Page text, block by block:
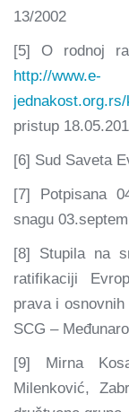
13/2002
[5] O rodnoj
http://www.e-
pristup
[6] Sud Saveta
[7] Potpisana
snagu
[8] Stupila na
ratifikaciji
prava i
SCG –
[9] Mirna
Milenković,